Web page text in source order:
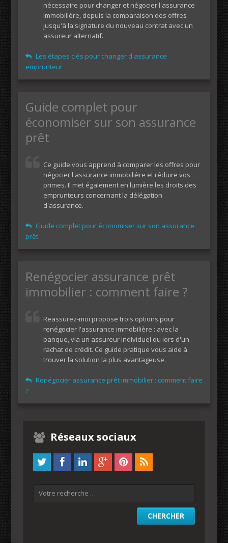
nécessaire pour changer et négocier l'assurance
immobilière, depuis la comparaison des offres
jusqu'à la signature du nouveau contrat avec un
assureur alternatif.
Les étapes clés pour changer d'assurance
emprunteur
Guide complet pour
économiser sur son assurance
prêt
Ce guide vous apprend à comparer les offres pour
négocier l'assurance immobilière et réduire vos
primes. Il met également en lumière les droits des
emprunteurs concernant la délégation
d'assurance.
Guide complet pour économiser sur son assurance
prêt
Renégocier assurance prêt
immobilier : comment faire ?
Reassurez-moi propose trois options pour
renégocier l'assurance immobilière : avec la
banque, via un assureur individuel ou lors d'un
rachat de crédit. Ce guide pratique vous aide à
trouver la solution la plus avantageuse.
Renégocier assurance prêt immobilier : comment faire
?
Réseaux sociaux